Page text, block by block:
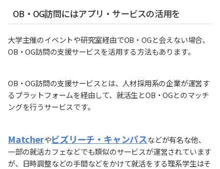
OB・OG訪問にはアプリ・サービスの活用を
大学主催のイベントや研究室経由でOB・OGと会えない場合、
OB・OG訪問の支援サービスを活用する方法もあります。
OB・OG訪問の支援サービスとは、人材採用系の企業が運営す
るプラットフォームを経由して、就活生とOB・OGとのマッチ
ングを行うサービスです。
Matcherやビズリーチ・キャンパスなどが有名な他、
一部の就活カフェなどでも類似のサービスが運営されています
が、日時調整などの手間などをかけて就活をする理系学生はそ